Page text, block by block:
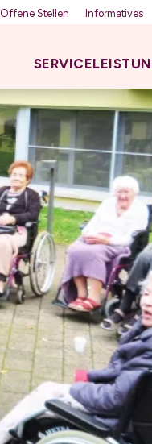
Offene Stellen Informatives